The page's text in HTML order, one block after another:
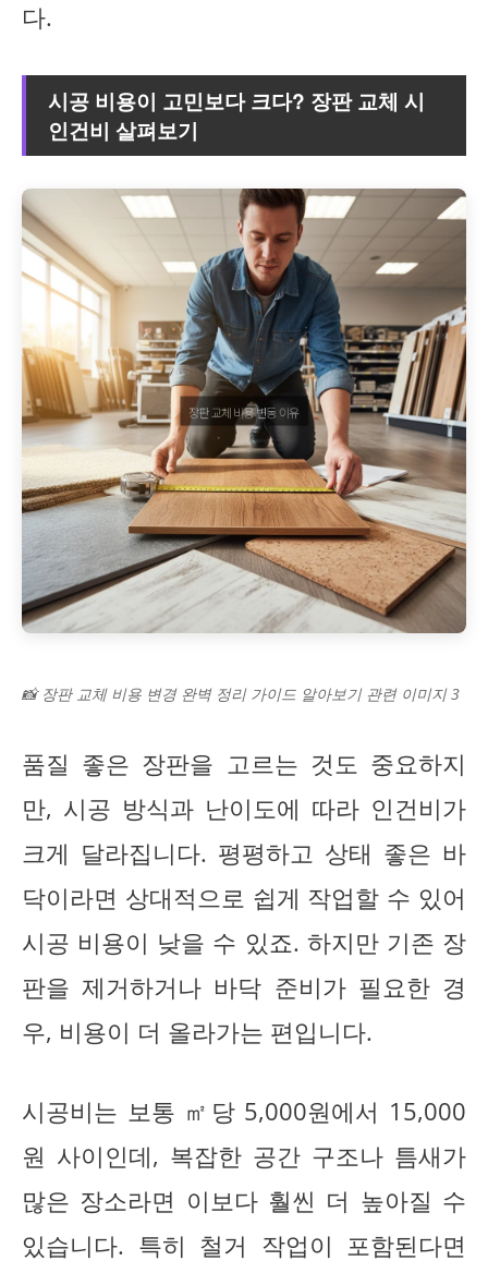
다.
시공 비용이 고민보다 크다? 장판 교체 시
인건비 살펴보기
📸 장판 교체 비용 변경 완벽 정리 가이드 알아보기 관련 이미지 3
품질 좋은 장판을 고르는 것도 중요하지
만, 시공 방식과 난이도에 따라 인건비가
크게 달라집니다. 평평하고 상태 좋은 바
닥이라면 상대적으로 쉽게 작업할 수 있어
시공 비용이 낮을 수 있죠. 하지만 기존 장
판을 제거하거나 바닥 준비가 필요한 경
우, 비용이 더 올라가는 편입니다.
시공비는 보통 ㎡당 5,000원에서 15,000
원 사이인데, 복잡한 공간 구조나 틈새가
많은 장소라면 이보다 훨씬 더 높아질 수
있습니다. 특히 철거 작업이 포함된다면